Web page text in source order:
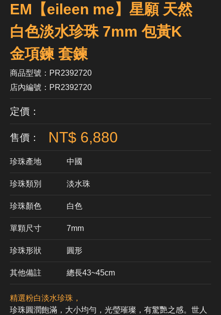
EM【eileen me】星願 天然
白色淡水珍珠 7mm 包黃K
金項鍊 套鍊
商品型號：PR2392720
店內編號：PR2392720
定價：
售價： NT$ 6,880
珍珠產地 中國
珍珠類別 淡水珠
珍珠顏色 ​白色
單顆尺寸 7mm
珍珠形狀 圓形
其他備註 總長43~45cm
精選粉白淡水珍珠，
珍珠圓潤飽滿，大小均勻，光瑩璀璨，有驚艷之感。世人